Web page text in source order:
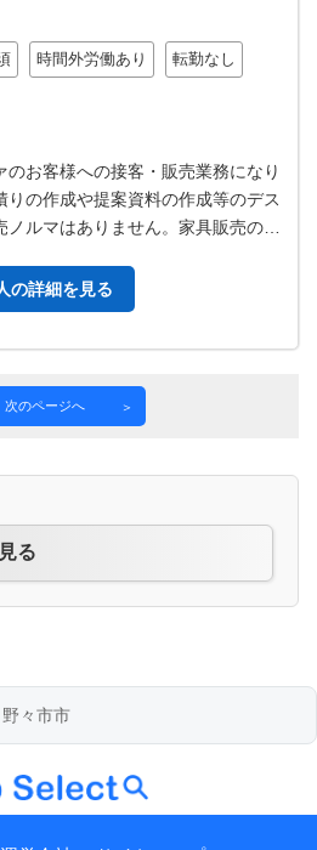
時間外労働あり 転勤なし
のお客様への接客・販売業務になり
りの作成や提案資料の作成等のデス
ルマはありません。家具販売の経
の詳細を見る
次のページへ
る
野々市市